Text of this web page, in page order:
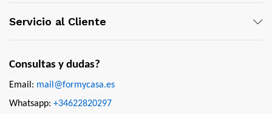
Servicio al Cliente
Consultas y dudas?
Email: mail@formycasa.es
Whatsapp: +34622820297